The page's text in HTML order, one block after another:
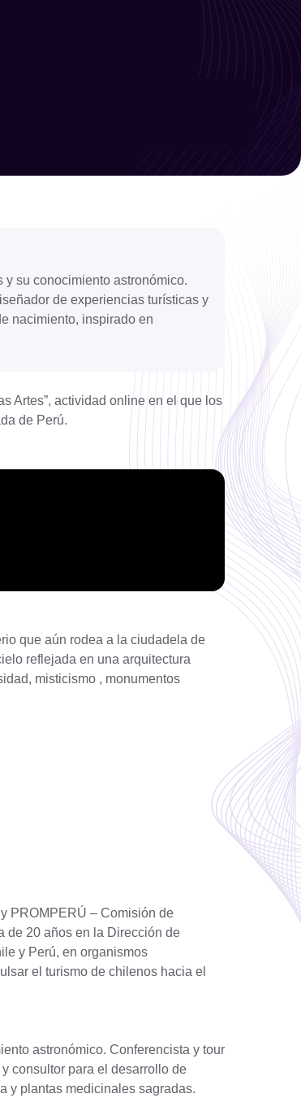
su conocimiento astronómico.
de experiencias turísticas y
nacimiento, inspirado en
Artes”, actividad online en el que los
de Perú.
que aún rodea a la ciudadela de
reflejada en una arquitectura
misticismo , monumentos
PROMPERÚ – Comisión de
de 20 años en la Dirección de
y Perú, en organismos
el turismo de chilenos hacia el
astronómico. Conferencista y tour
consultor para el desarrollo de
y plantas medicinales sagradas.